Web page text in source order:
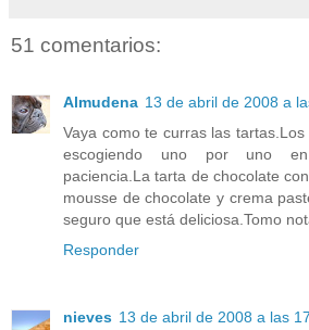
51 comentarios:
Almudena 13 de abril de 2008 a
Vaya como te curras las
escogiendo uno por uno en
paciencia.La tarta de chocolate
mousse de chocolate y crema
seguro que está deliciosa.Tomo
Responder
nieves 13 de abril de 2008 a las